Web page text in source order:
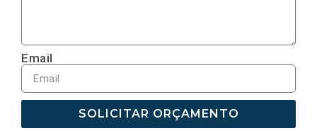
Email
SOLICITAR ORÇAMENTO